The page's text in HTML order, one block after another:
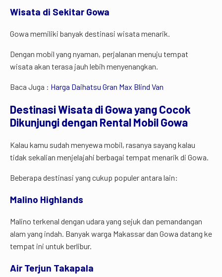
Wisata di Sekitar Gowa
Gowa memiliki banyak destinasi wisata menarik.
Dengan mobil yang nyaman, perjalanan menuju tempat
wisata akan terasa jauh lebih menyenangkan.
Baca Juga : Harga Daihatsu Gran Max Blind Van
DestinasiWisatadiGowayangCocok
Dikunjungidengan RentalMobilGowa
Kalau kamu sudah menyewa mobil, rasanya sayang kalau
tidak sekalian menjelajahi berbagai tempat menarik di Gowa.
Beberapa destinasi yang cukup populer antara lain:
Malino Highlands
Malino terkenal dengan udara yang sejuk dan pemandangan
alam yang indah. Banyak warga Makassar dan Gowa datang ke
tempat ini untuk berlibur.
Air Terjun Takapala